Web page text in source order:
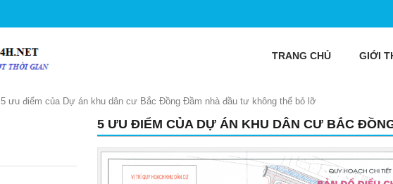
TRANG CHỦ GIỚI
5 ưu điểm của Dự án khu dân cư Bắc Đồng Đầm nhà đầu tư không thể bỏ lỡ
5 ƯU ĐIỂM CỦA DỰ ÁN KHU DÂN CƯ BẮC